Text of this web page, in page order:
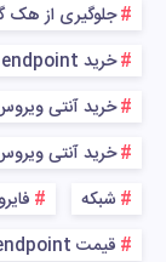
جلوگیری از
خرید eset endpoint
خرید آنتی
خرید آنتی ویروس نود 32
شبکه
قیمت eset endpoint